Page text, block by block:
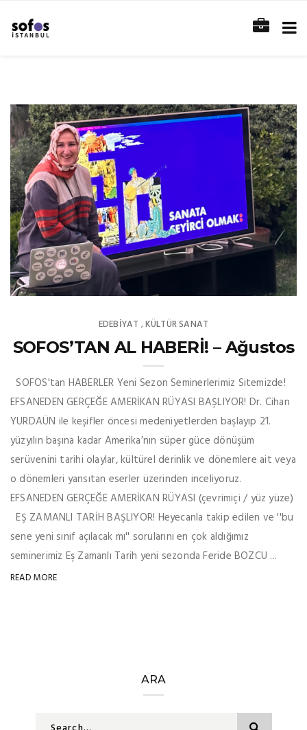
EDEBIYAT ,KÜLTÜR SANAT
SOFOS’TAN AL HABERİ! – Ağustos
SOFOS'tan HABERLER Yeni Sezon Seminerlerimiz Sitemizde!
EFSANEDEN GERÇEĞE AMERİKAN RÜYASI BAŞLIYOR! Dr. Cihan
YURDAÜN ile keşifler öncesi medeniyetlerden başlayıp 21.
yüzyılın başına kadar Amerika’nın süper güce dönüşüm
serüvenini tarihi olaylar, kültürel derinlik ve dönemlere ait veya
o dönemleri yansıtan eserler üzerinden inceliyoruz.
EFSANEDEN GERÇEĞE AMERİKAN RÜYASI (çevrimiçi / yüz yüze)
EŞ ZAMANLI TARİH BAŞLIYOR! Heyecanla takip edilen ve ''bu
sene yeni sınıf açılacak mı'' sorularını en çok aldığımız
seminerimiz Eş Zamanlı Tarih yeni sezonda Feride BOZCU ...
READ MORE
ARA